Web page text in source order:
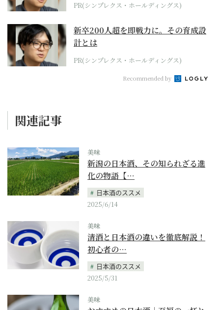
PR(シンプレクス・ホールディングス)
新卒200人超を即戦力に。その育成設
計とは
PR(シンプレクス・ホールディングス)
Recommended by
関連記事
美味
新潟の日本酒、その知られざる進
化の物語【…
日本酒のススメ
2025/6/14
美味
清酒と日本酒の違いを徹底解説！
初心者の…
日本酒のススメ
2025/5/31
美味